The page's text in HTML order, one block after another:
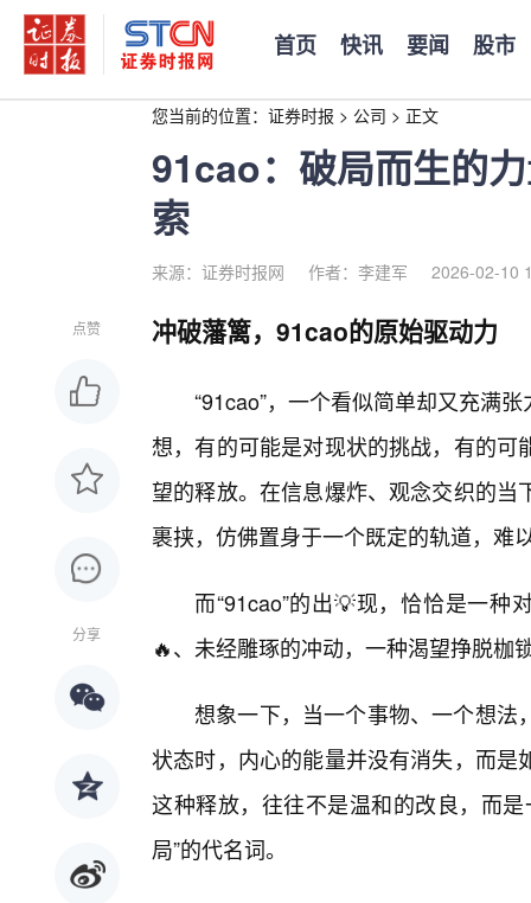
首页 快讯 要闻 股市
您当前的位置： 证券时报 > 公司 > 正文
91cao：破局而生的
索
来源：证券时报网 作者：李建军 2026-02-10
点赞
分享
冲破藩篱，91cao的原始驱动力
“91cao”，一个看似简单却又充满
想，有的可能是对现状的挑战，有的
望的释放。在信息爆炸、观念交织的
裹挟，仿佛置身于一个既定的轨道，难
而“91cao”的出💡现，恰恰是一种
🔥、未经雕琢的冲动，一种渴望挣脱枷
想象一下，当一个事物、一个想法
状态时，内心的能量并没有消失，而
这种释放，往往不是温和的改良，而是
局”的代名词。